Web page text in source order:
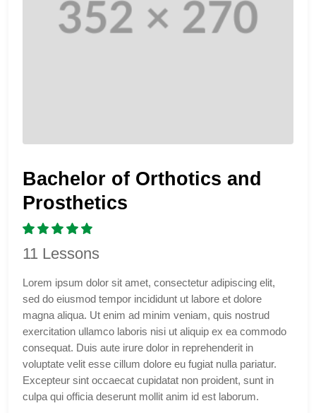
Bachelor of Orthotics and
Prosthetics
11 Lessons
Lorem ipsum dolor sit amet, consectetur adipiscing elit,
sed do eiusmod tempor incididunt ut labore et dolore
magna aliqua. Ut enim ad minim veniam, quis nostrud
exercitation ullamco laboris nisi ut aliquip ex ea commodo
consequat. Duis aute irure dolor in reprehenderit in
voluptate velit esse cillum dolore eu fugiat nulla pariatur.
Excepteur sint occaecat cupidatat non proident, sunt in
culpa qui officia deserunt mollit anim id est laborum.